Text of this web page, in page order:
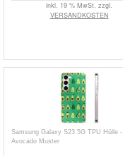
inkl. 19 % MwSt. zzgl.
VERSANDKOSTEN
Samsung Galaxy S23 5G TPU Hülle -
Avocado Muster